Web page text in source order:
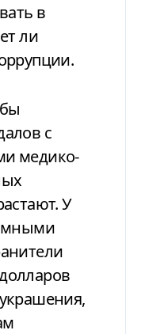
в
ли
с
медико-
У